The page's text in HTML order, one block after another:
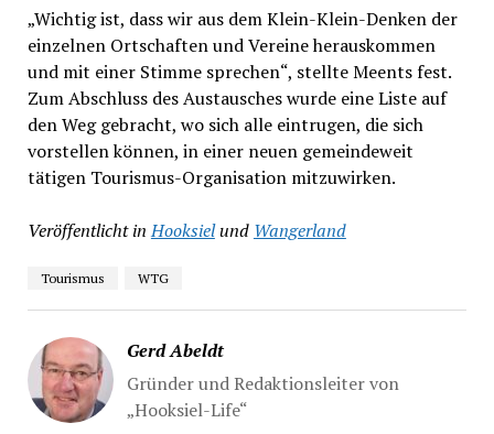
„Wichtig ist, dass wir aus dem Klein-Klein-Denken der
einzelnen Ortschaften und Vereine herauskommen
und mit einer Stimme sprechen“, stellte Meents fest.
Zum Abschluss des Austausches wurde eine Liste auf
den Weg gebracht, wo sich alle eintrugen, die sich
vorstellen können, in einer neuen gemeindeweit
tätigen Tourismus-Organisation mitzuwirken.
Veröffentlicht in Hooksielund Wangerland
Tourismus WTG
Gerd Abeldt
Gründer und Redaktionsleiter von
„Hooksiel-Life“